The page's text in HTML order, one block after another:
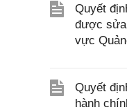
Quyết
được sửa
vực
Quyết
hành